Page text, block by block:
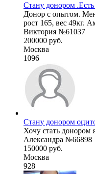
Стану донором
Донор с опытом.
рост 165, вес 49кг.
Виктория №61037
200000 руб.
Москва
1096
Стану донором
Хочу стать
Александра №66898
150000 руб.
Москва
928